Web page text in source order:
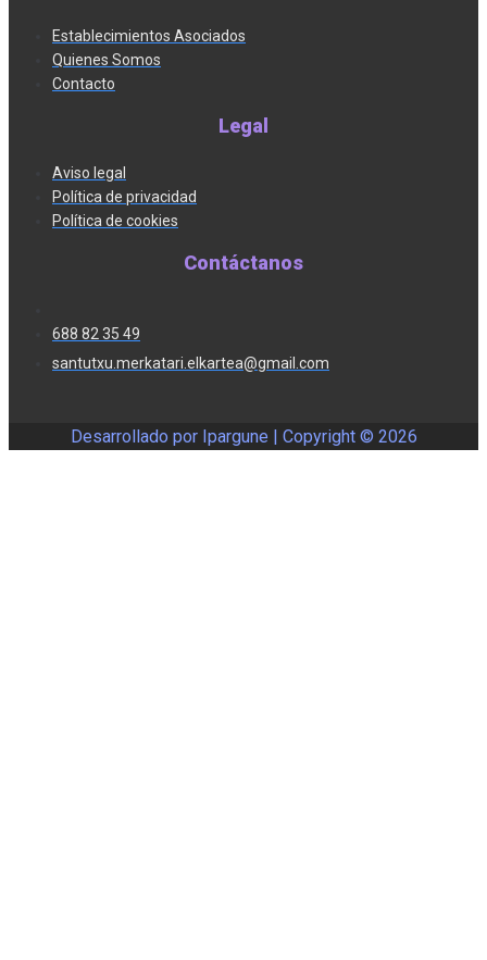
Establecimientos Asociados
Quienes Somos
Contacto
Legal
Aviso legal
Política de privacidad
Política de cookies
Contáctanos
688 82 35 49
santutxu.merkatari.elkartea@gmail.com
Desarrollado por Ipargune | Copyright © 2026